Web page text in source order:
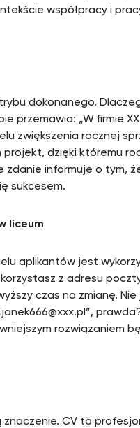
współpracy i
dokonanego.
przemawia: „W firmie XX
zwiększenia rocznej
projekt, dzięki któremu
zdanie informuje o tym,
sukcesem.
liceum
aplikantów jest
z adresu
czas na zmianę.
rozwiązaniem
znaczenie. CV to